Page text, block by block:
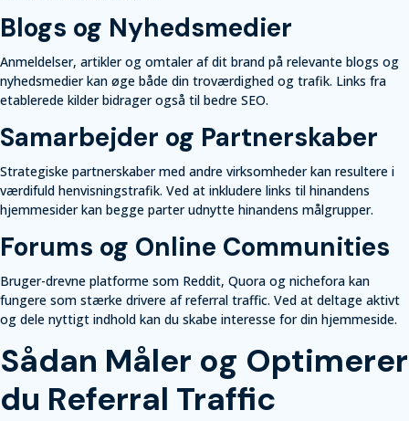
Blogs og Nyhedsmedier
Anmeldelser, artikler og omtaler af dit brand på relevante blogs og
nyhedsmedier kan øge både din troværdighed og trafik. Links fra
etablerede kilder bidrager også til bedre SEO.
Samarbejder og Partnerskaber
Strategiske partnerskaber med andre virksomheder kan resultere i
værdifuld henvisningstrafik. Ved at inkludere links til hinandens
hjemmesider kan begge parter udnytte hinandens målgrupper.
Forums og Online Communities
Bruger-drevne platforme som Reddit, Quora og nichefora kan
fungere som stærke drivere af referral traffic. Ved at deltage aktivt
og dele nyttigt indhold kan du skabe interesse for din hjemmeside.
Sådan Måler og Optimerer
du Referral Traffic